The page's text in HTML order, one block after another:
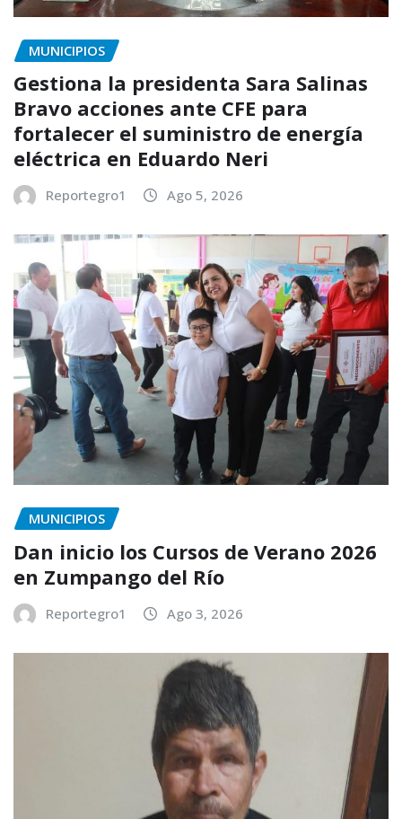
MUNICIPIOS
Gestiona la presidenta Sara Salinas
Bravo acciones ante CFE para
fortalecer el suministro de energía
eléctrica en Eduardo Neri
Reportegro1 Ago 5, 2026
MUNICIPIOS
Dan inicio los Cursos de Verano 2026
en Zumpango del Río
Reportegro1 Ago 3, 2026